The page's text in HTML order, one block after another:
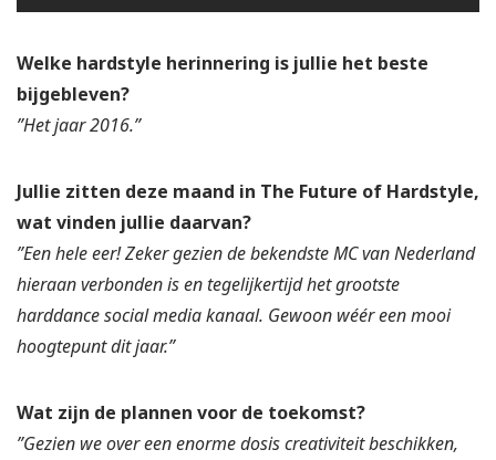
Welke hardstyle herinnering is jullie het beste
bijgebleven?
”Het jaar 2016.”
Jullie zitten deze maand in The Future of Hardstyle,
wat vinden jullie daarvan?
”Een hele eer! Zeker gezien de bekendste MC van Nederland
hieraan verbonden is en tegelijkertijd het grootste
harddance social media kanaal. Gewoon wéér een mooi
hoogtepunt dit jaar.”
Wat zijn de plannen voor de toekomst?
”Gezien we over een enorme dosis creativiteit beschikken,